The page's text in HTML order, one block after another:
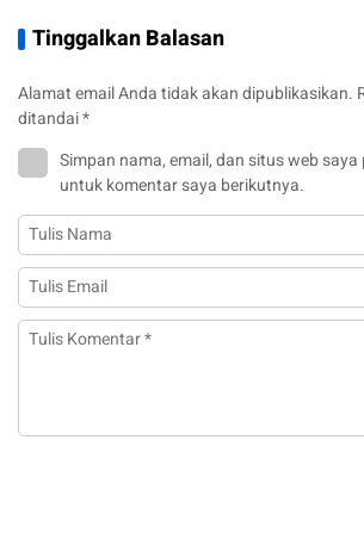
Tinggalkan Balasan
Alamat email Anda tidak akan dipublikasikan.
ditandai*
Simpan nama, email, dan situs web
untuk komentar saya berikutnya.